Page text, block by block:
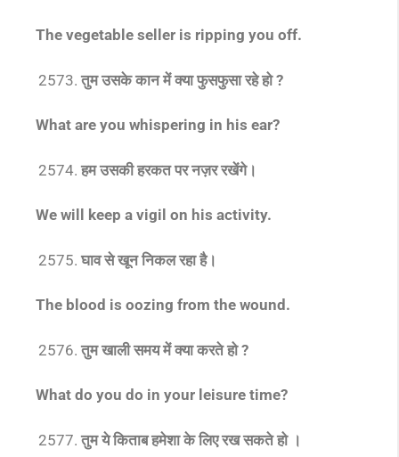
The vegetable seller is ripping you off.
तुम उसके कान में क्या फुसफुसा रहे हो ?
What are you whispering in his ear?
हम उसकी हरकत पर नज़र रखेंगे।
We will keep a vigil on his activity.
घाव से खून निकल रहा है।
The blood is oozing from the wound.
तुम खाली समय में क्या करते हो ?
What do you do in your leisure time?
तुम ये किताब हमेशा के लिए रख सकते हो ।